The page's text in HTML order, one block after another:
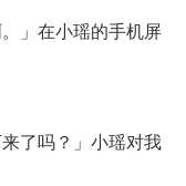
」在小瑶的手机屏
了吗？」小瑶对我